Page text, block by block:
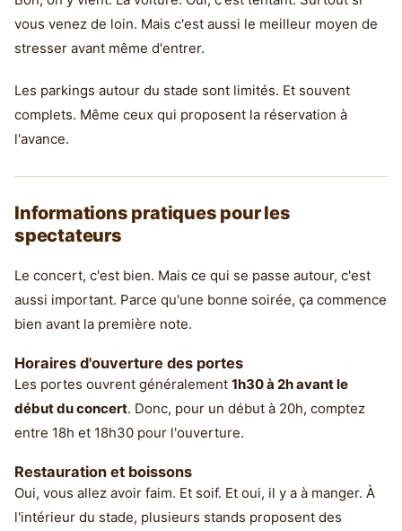
vous venez de loin. Mais c'est aussi le meilleur moyen de
stresser avant même d'entrer.
Les parkings autour du stade sont limités. Et souvent
complets. Même ceux qui proposent la réservation à
l'avance.
Informations pratiques pour les
spectateurs
Le concert, c'est bien. Mais ce qui se passe autour, c'est
aussi important. Parce qu'une bonne soirée, ça commence
bien avant la première note.
Horaires d'ouverture des portes
Les portes ouvrent généralement 1h30 à 2h avant le
début du concert. Donc, pour un début à 20h, comptez
entre 18h et 18h30 pour l'ouverture.
Restauration et boissons
Oui, vous allez avoir faim. Et soif. Et oui, il y a à manger. À
l'intérieur du stade, plusieurs stands proposent des